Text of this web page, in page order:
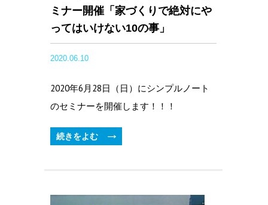
ミナー開催「家づくりで絶対にや
ってはいけない10の事」
2020.06.10
2020年6月28日（日）にシンプルノート
のセミナーを開催します！！！
続きをよむ